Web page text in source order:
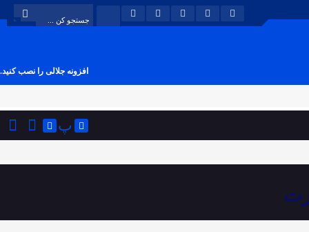
افزونه جلالی را نصب کنید.
پ